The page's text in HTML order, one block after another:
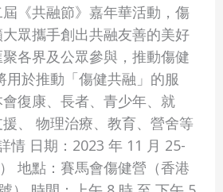
《共融節》嘉年華活動，傷
眾攜手創出共融友善的美好
各界及公眾參與，推動傷健
用於推動「傷健共融」的服
復康、長者、青少年、就
、 物理治療、教育、營舍等
情 日期：2023 年 11 月 25-
地點：賽馬會傷健營（香港